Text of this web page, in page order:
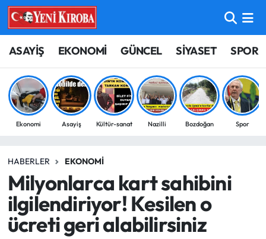
ASAYİŞ EKONOMİ GÜNCEL SİYASET SPOR
Ekonomi Asayiş Kültür-sanat Nazilli Bozdoğan Spor
HABERLER EKONOMI
Milyonlarca kart sahibini
ilgilendiriyor! Kesilen o
ücreti geri alabilirsiniz
ASAYİŞ
BİLİM-TEKNOLOJİ
ÇEVRE
EĞİTİM
EKONOMİ
GÜNCEL
Aydın Nöbetçi Eczaneler
Aydın Hava Durumu
Aydin Namaz Vakitleri
Süper Lig Puan Durumu ve Fikstür
Tüm Manşetler
Son Dakika Haberleri